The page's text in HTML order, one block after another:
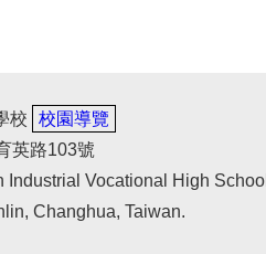
校
校園導覽
英路103號
Vocational High School
Changhua, Taiwan.